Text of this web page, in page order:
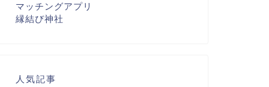
マッチングアプリ
縁結び神社
人気記事